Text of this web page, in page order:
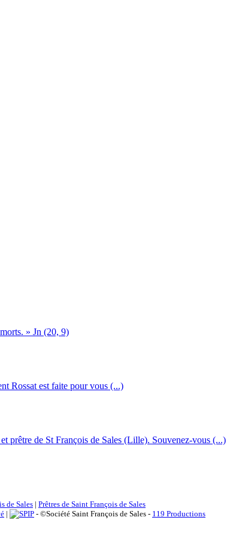
» Jn (20, 9)
Rossat est faite pour vous (...)
prêtre de St François de Sales (Lille). Souvenez-vous (...)
de Sales | Prêtres de Saint François de Sales
| - ©Société Saint François de Sales - 119 Productions